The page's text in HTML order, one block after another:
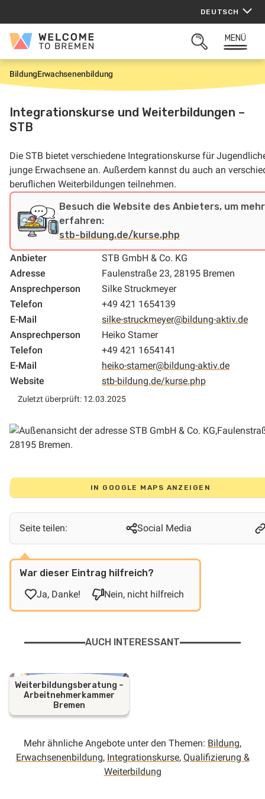
springen
DEUTSCH
Welcome
Bremen
SUCHFELD
MENÜ
S
t
r
t
BildungErwachsenenbildung
Integrationskurse und Weiterbildungen –
STB
Die STB bietet verschiedene Integrationskurse für
junge Erwachsene an. Außerdem kannst du auch an
beruflichen Weiterbildungen teilnehmen.
Besuch die Website des Anbieters, um
erfahren:
stb-bildung.de/kurse.php
Anbieter
STB GmbH & Co. KG
Adresse
Faulenstraße 23, 28195 Bremen
Ansprechperson
Silke Struckmeyer
Telefon
+49 421 1654139
E-Mail
silke-struckmeyer@bildung-aktiv.de
Ansprechperson
Heiko Stamer
Telefon
+49 421 1654141
E-Mail
heiko-stamer@bildung-aktiv.de
Website
stb-bildung.de/kurse.php
Zuletzt überprüft: 12.03.2025
IN GOOGLE MAPS ANZEIGEN
Seite teilen: Social Media
War dieser Eintrag hilfreich?
Ja, Danke!
Nein, nicht hilfreich
AUCH INTERESSANT
Weiterbildungsberatung –
Arbeitnehmerkammer
Bremen
Mehr ähnliche Angebote unter den Themen: Bildung,
Erwachsenenbildung, Integrationskurse, Qualifizierung &
Weiterbildung